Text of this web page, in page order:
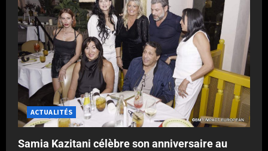
ACTUALITÉS
Samia Kazitani célèbre son anniversaire au